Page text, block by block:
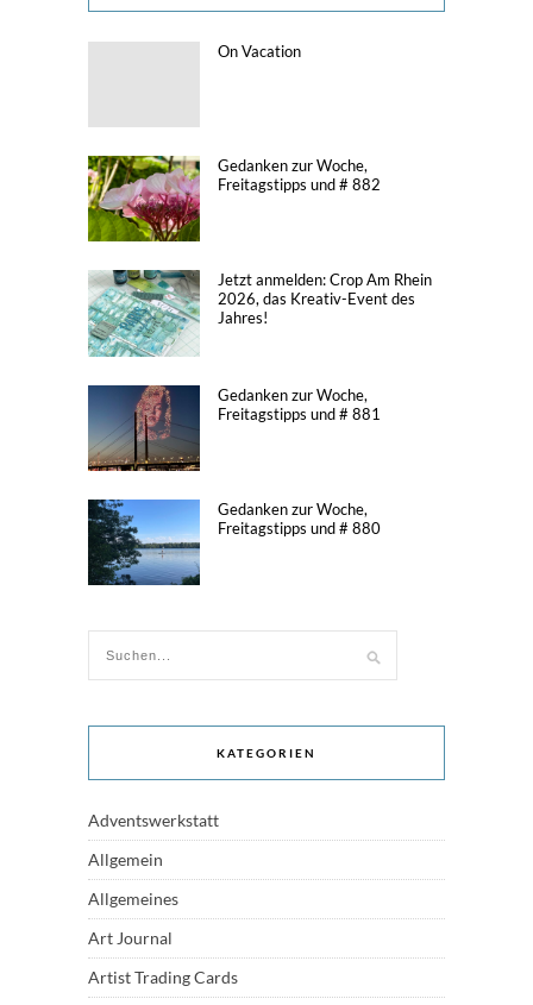
On Vacation
Gedanken zur Woche,
Freitagstipps und # 882
Jetzt anmelden: Crop Am Rhein
2026, das Kreativ-Event des
Jahres!
Gedanken zur Woche,
Freitagstipps und # 881
Gedanken zur Woche,
Freitagstipps und # 880
KATEGORIEN
Adventswerkstatt
Allgemein
Allgemeines
Art Journal
Artist Trading Cards